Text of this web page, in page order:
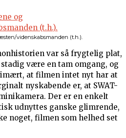
videnskabsmanden (t.h.).
var så frygtelig plat,
stadig være en tam omgang, og
at filmen intet nyt har at
nyskabende er, at SWAT-
Der er en enkelt
udnyttes ganske glimrende,
noget, filmen som helhed set